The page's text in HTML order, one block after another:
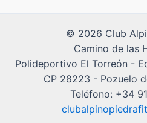
© 2026 Club
Camino de las
Polideportivo El Torreón -
CP 28223 - Pozuelo
Teléfono: +34 91